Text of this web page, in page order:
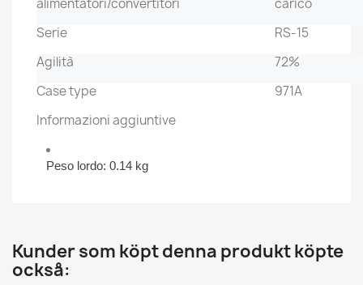
alimentatori/convertitori
carico
Serie
RS-15
Agilità
72%
Case type
971A
Informazioni aggiuntive
Peso lordo: 0.14 kg
Kunder som köpt denna produkt köpte
också: